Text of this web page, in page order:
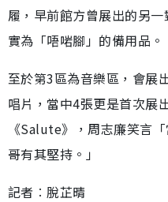
履，早前館方曾展出的另
實為「唔啱腳」的備用品。
至於第3區為音樂區，會展
唱片，當中4張更是首次展
《Salute》，周志廉笑言
哥有其堅持。」
記者︰脫芷晴